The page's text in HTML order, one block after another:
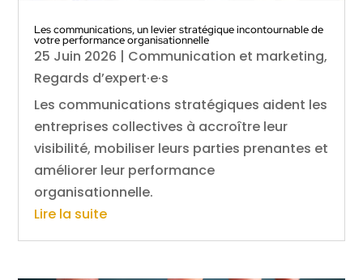
Les communications, un levier stratégique incontournable de
votre performance organisationnelle
25 Juin 2026 | Communication et marketing,
Regards d’expert·e·s
Les communications stratégiques aident les
entreprises collectives à accroître leur
visibilité, mobiliser leurs parties prenantes et
améliorer leur performance
organisationnelle.
Lire la suite